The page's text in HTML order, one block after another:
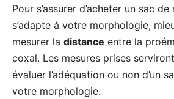
Pour s’assurer d’acheter un sac
s’adapte à votre morphologie,
mesurer la distance entre la
coxal. Les mesures prises
évaluer l’adéquation ou non d’un
votre morphologie.